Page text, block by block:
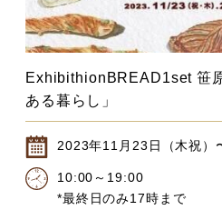
ExhibithionBREAD1set 笹
ある暮らし」
2023年11月23日（木祝）
10:00～19:00
*最終日のみ17時まで